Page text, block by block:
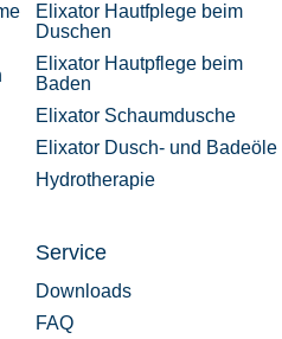
Elixator Hautfplege beim
Duschen
Elixator Hautpflege beim
Baden
Elixator Schaumdusche
Elixator Dusch- und Badeöle
Hydrotherapie
Service
Downloads
FAQ